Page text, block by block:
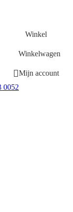
Winkel
Winkelwagen
Mijn account